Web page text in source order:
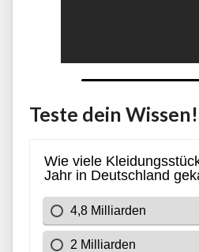
Teste dein Wissen!